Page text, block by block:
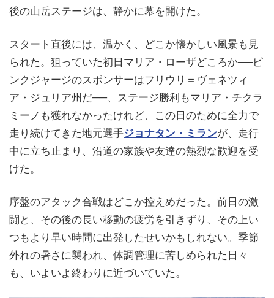
後の山岳ステージは、静かに幕を開けた。
スタート直後には、温かく、どこか懐かしい風景も見
られた。狙っていた初日マリア・ローザどころか──ピ
ンクジャージのスポンサーはフリウリ＝ヴェネツィ
ア・ジュリア州だ──、ステージ勝利もマリア・チクラ
ミーノも獲れなかったけれど、この日のために全力で
走り続けてきた地元選手ジョナタン・ミランが、走行
中に立ち止まり、沿道の家族や友達の熱烈な歓迎を受
けた。
序盤のアタック合戦はどこか控えめだった。前日の激
闘と、その後の長い移動の疲労を引きずり、その上い
つもより早い時間に出発したせいかもしれない。季節
外れの暑さに襲われ、体調管理に苦しめられた日々
も、いよいよ終わりに近づいていた。